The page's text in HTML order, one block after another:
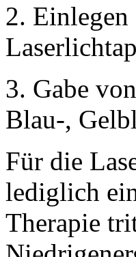
2. Einlegen
3. Gabe
Blau-,
Für die
lediglich
Therapie